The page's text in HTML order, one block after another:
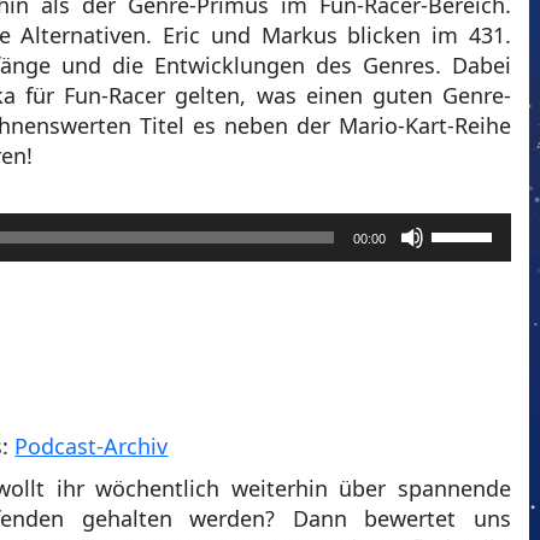
Alternativen. Eric und Markus blicken im 431.
und die Entwicklungen des Genres. Dabei
für Fun-Racer gelten, was einen guten Genre-
Titel es neben der Mario-Kart-Reihe
00:00
Pfeiltasten
Hoch/Runter
Podcast-Archiv
ihr wöchentlich weiterhin über spannende
gehalten werden? Dann bewertet uns